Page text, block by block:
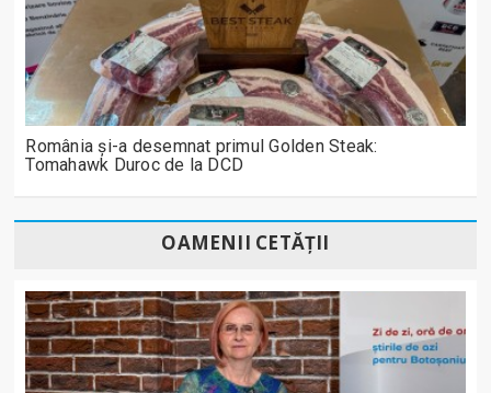
România și-a desemnat primul Golden Steak:
Tomahawk Duroc de la DCD
OAMENII CETĂȚII